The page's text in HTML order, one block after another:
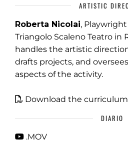
ARTISTIC
Roberta Nicolai,
Triangolo Scaleno Teatro in
handles the artistic
drafts projects, and
aspects of the activity.
Download the curriculum
DIARIO
.MOV